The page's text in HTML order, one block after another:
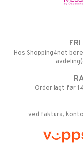
Hos Shopping4net
Order lagt før
ved faktura,